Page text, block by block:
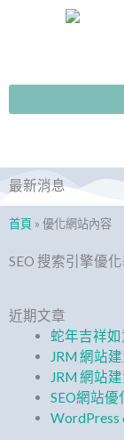
內
容
最新消息
首頁 » 優化網站內容
SEO 搜索引擎優
近期文章
蛇年吉祥
JRM 網站
JRM 網站
SEO網站
WordPress